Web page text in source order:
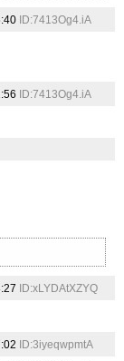
ID:7413Og4.iA
ID:7413Og4.iA
ID:xLYDAtXZYQ
ID:3iyeqwpmtA